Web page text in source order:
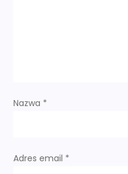
s
Nazwa *
Adres email *